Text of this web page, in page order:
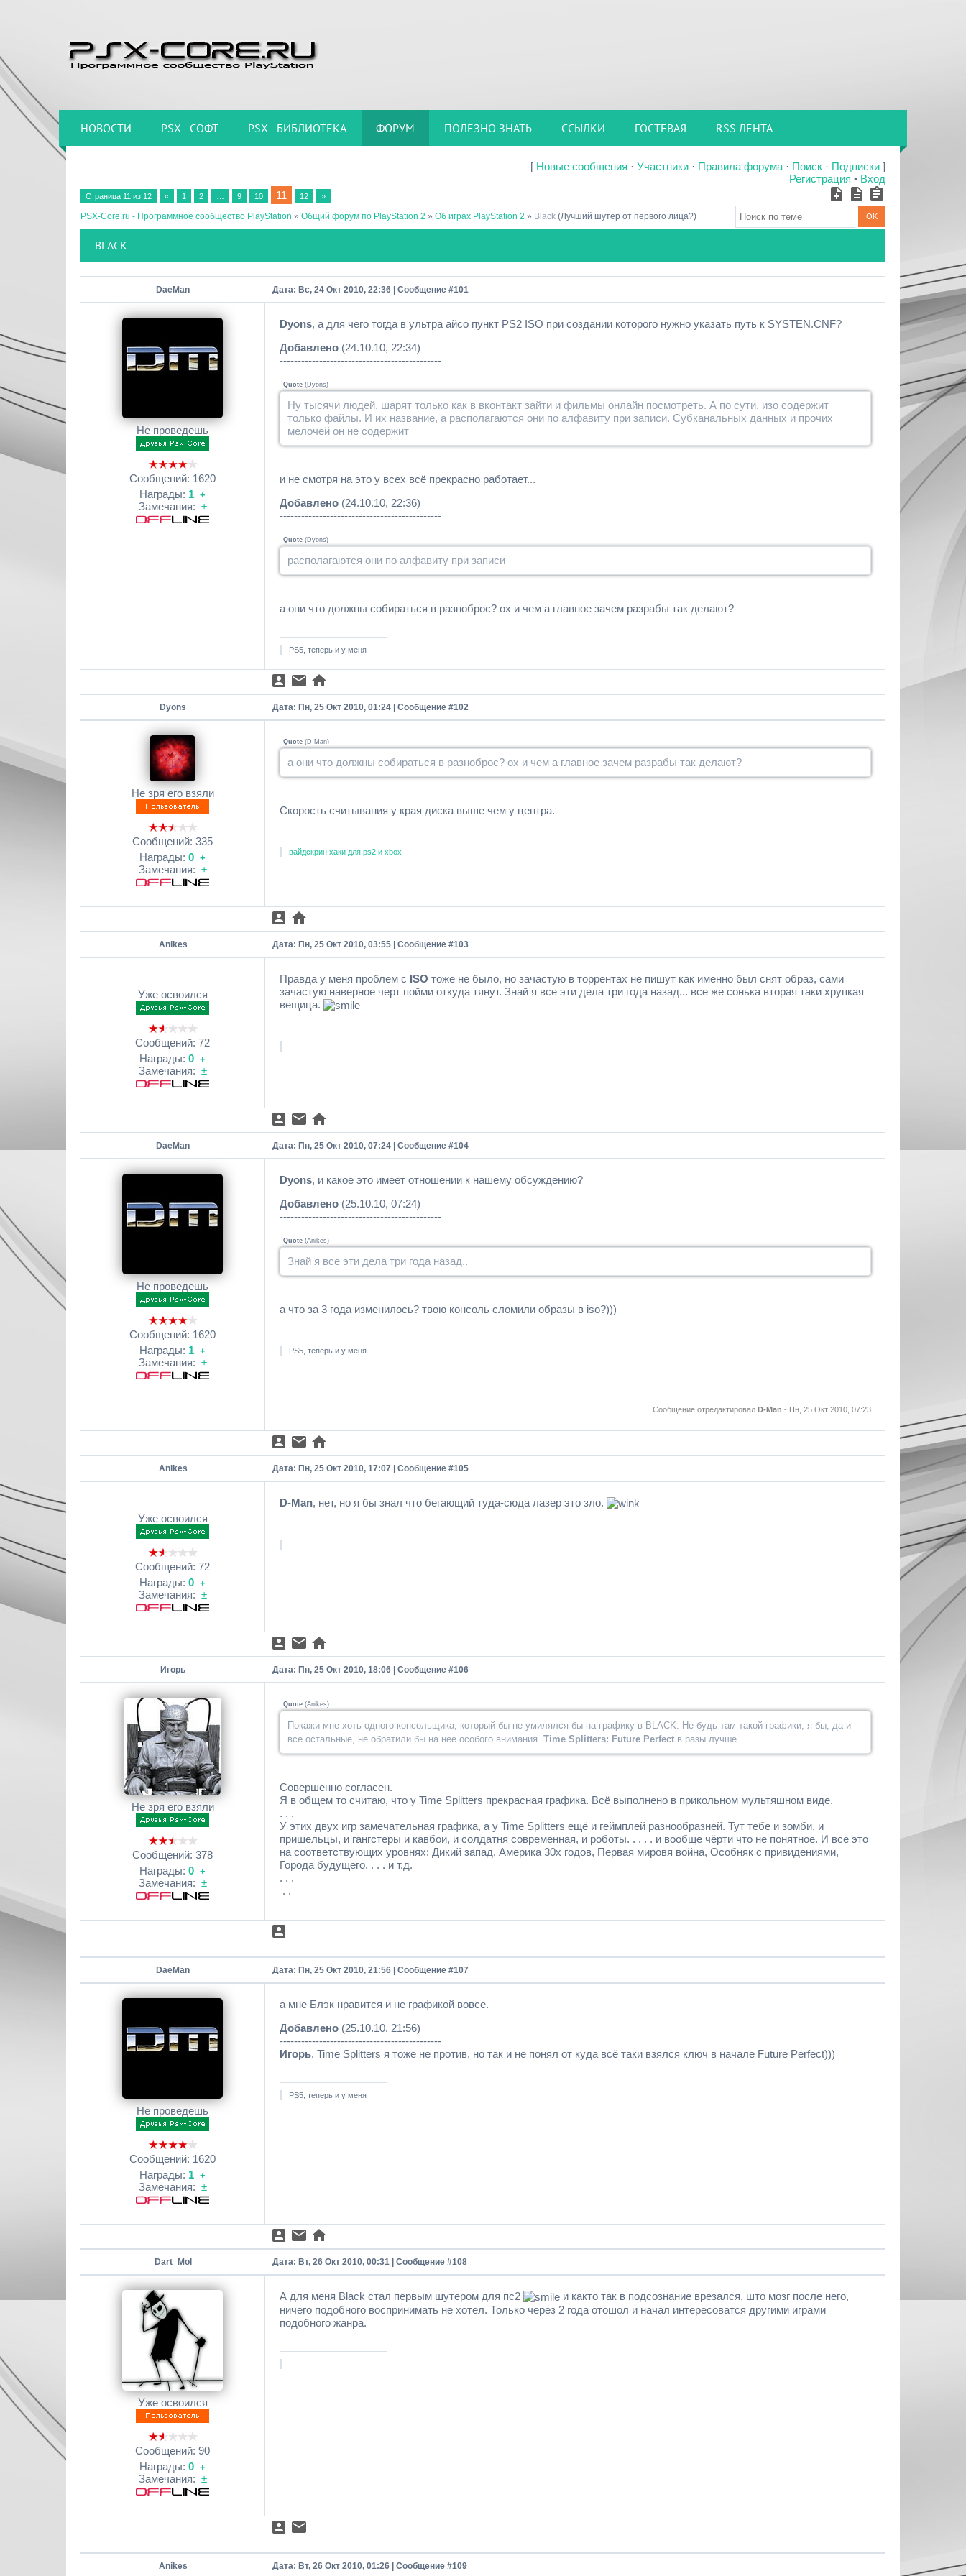
НОВОСТИ PSX - СОФТ PSX - БИБЛИОТЕКА ФОРУМ ПОЛЕЗНО ЗНАТЬ ССЫЛКИ ГОСТЕВАЯ RSS ЛЕНТА
[ Новые сообщения · Участники · Правила форума · Поиск · Подписки ]
Регистрация • Вход
Страница 11 из 12 « 1 2 9 10 11 12 »
PSX-Core.ru - Программное сообщество PlayStation » Общий форум по PlayStation 2 » Об играх PlayStation 2 » Black (Лучший шутер от первого лица?)
BLACK
DaeMan Дата: Вс, 24 Окт 2010, 22:36 | Сообщение #101
Не проведешь
Сообщений: 1620
Награды: 1 +
Замечания: ±
Dyons, а для чего тогда в ультра айсо пункт PS2 ISO при создании которого нужно указать путь к SYSTEN.CNF?
Добавлено (24.10.10, 22:34)
---------------------------------------------
Quote (Dyons)
Ну тысячи людей, шарят только как в вконтакт зайти и фильмы онлайн посмотреть. А по сути, изо содержит
только файлы. И их название, а располагаются они по алфавиту при записи. Субканальных данных и прочих
мелочей он не содержит
и не смотря на это у всех всё прекрасно работает...
Добавлено (24.10.10, 22:36)
---------------------------------------------
Quote (Dyons)
располагаются они по алфавиту при записи
а они что должны собираться в разноброс? ох и чем а главное зачем разрабы так делают?
PS5, теперь и у меня
Dyons Дата: Пн, 25 Окт 2010, 01:24 | Сообщение #102
Не зря его взяли
Сообщений: 335
Награды: 0 +
Замечания: ±
Quote (D-Man)
а они что должны собираться в разноброс? ох и чем а главное зачем разрабы так делают?
Скорость считывания у края диска выше чем у центра.
вайдскрин хаки для ps2 и xbox
Anikes Дата: Пн, 25 Окт 2010, 03:55 | Сообщение #103
Уже освоился
Сообщений: 72
Награды: 0 +
Замечания: ±
Правда у меня проблем с ISO тоже не было, но зачастую в торрентах не пишут как именно был снят образ, сами
зачастую наверное черт пойми откуда тянут. Знай я все эти дела три года назад... все же сонька вторая таки хрупкая
вещица.
DaeMan Дата: Пн, 25 Окт 2010, 07:24 | Сообщение #104
Не проведешь
Сообщений: 1620
Награды: 1 +
Замечания: ±
Dyons, и какое это имеет отношении к нашему обсуждению?
Добавлено (25.10.10, 07:24)
---------------------------------------------
Quote (Anikes)
Знай я все эти дела три года назад..
а что за 3 года изменилось? твою консоль сломили образы в iso?)))
PS5, теперь и у меня
Сообщение отредактировал D-Man - Пн, 25 Окт 2010, 07:23
Anikes Дата: Пн, 25 Окт 2010, 17:07 | Сообщение #105
Уже освоился
Сообщений: 72
Награды: 0 +
Замечания: ±
D-Man, нет, но я бы знал что бегающий туда-сюда лазер это зло.
Игорь Дата: Пн, 25 Окт 2010, 18:06 | Сообщение #106
Не зря его взяли
Сообщений: 378
Награды: 0 +
Замечания: ±
Quote (Anikes)
Покажи мне хоть одного консольщика, который бы не умилялся бы на графику в BLACK. Не будь там такой графики, я бы, да и
все остальные, не обратили бы на нее особого внимания. Time Splitters: Future Perfect в разы лучше
Совершенно согласен.
Я в общем то считаю, что у Time Splitters прекрасная графика. Всё выполнено в прикольном мультяшном виде.
. . .
У этих двух игр замечательная графика, а у Time Splitters ещё и геймплей разнообразней. Тут тебе и зомби, и
пришельцы, и гангстеры и кавбои, и солдатня современная, и роботы. . . . . и вообще чёрти что не понятное. И всё это
на соответствующих уровнях: Дикий запад, Америка 30х годов, Первая мировя война, Особняк с привидениями,
Города будущего. . . . и т.д.
. . .
. .
DaeMan Дата: Пн, 25 Окт 2010, 21:56 | Сообщение #107
Не проведешь
Сообщений: 1620
Награды: 1 +
Замечания: ±
а мне Блэк нравится и не графикой вовсе.
Добавлено (25.10.10, 21:56)
---------------------------------------------
Игорь, Time Splitters я тоже не против, но так и не понял от куда всё таки взялся ключ в начале Future Perfect)))
PS5, теперь и у меня
Dart_Mol Дата: Вт, 26 Окт 2010, 00:31 | Сообщение #108
Уже освоился
Сообщений: 90
Награды: 0 +
Замечания: ±
А для меня Black стал первым шутером для пс2
и както так в подсознание врезался, што мозг после него,
ничего подобного воспринимать не хотел. Только через 2 года отошол и начал интересоватся другими играми
подобного жанра.
Anikes Дата: Вт, 26 Окт 2010, 01:26 | Сообщение #109